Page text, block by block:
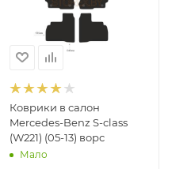
Коврики в салон
Mercedes-Benz S-class
(W221) (05-13) ворс
Мало